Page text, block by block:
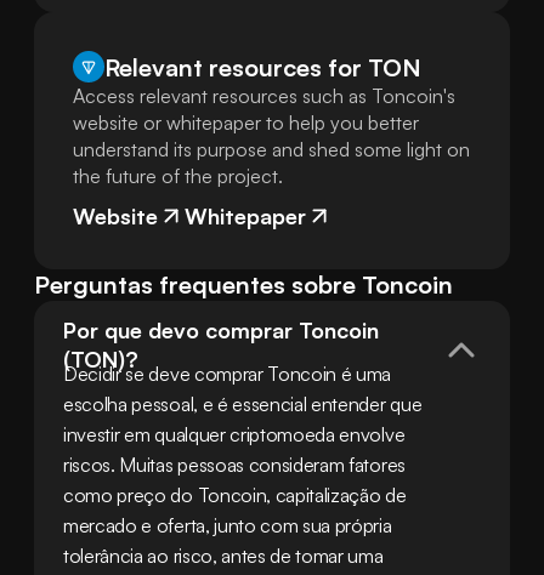
Relevant resources for TON
Access relevant resources such as Toncoin's
website or whitepaper to help you better
understand its purpose and shed some light on
the future of the project.
Website Whitepaper
Perguntas frequentes sobre Toncoin
Por que devo comprar Toncoin
(TON)?
Decidir se deve comprar Toncoin é uma
escolha pessoal, e é essencial entender que
investir em qualquer criptomoeda envolve
riscos. Muitas pessoas consideram fatores
como preço do Toncoin, capitalização de
mercado e oferta, junto com sua própria
tolerância ao risco, antes de tomar uma